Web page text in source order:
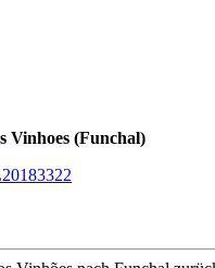
Vinhoes (Funchal)